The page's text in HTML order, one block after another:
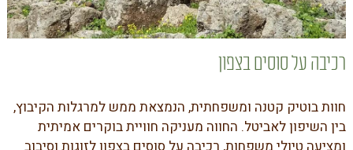
רכיבה על סוסים בצפון
חוות בוטיק קטנה ומשפחתית, הנמצאת ממש למרגלות הקיבוץ,
בין השיפון לאביטל. החווה מעניקה חוויית בוקרים אמיתית